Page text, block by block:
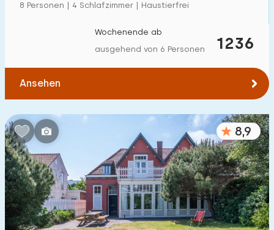
€ 0 — € 1000+
Schlafzimmern:
1 2 4 5
Badezimmer:
1 2 3 4 5
8 Personen | 4 Schlafzimmer | Haustierfrei
1236
Wochenende ab
ausgehend von 6 Personen
Ansehen
8,9